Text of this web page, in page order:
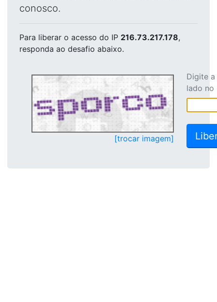
conosco.
Para liberar o acesso do IP 216.73.217.178,
responda ao desafio abaixo.
[trocar imagem]
Digite
lado no